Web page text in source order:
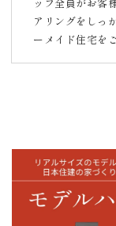
アリングをしっ
ーメイド住宅を